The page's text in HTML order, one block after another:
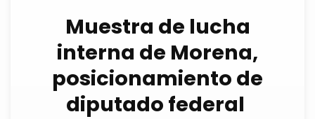
Muestra de lucha
interna de Morena,
posicionamiento de
diputado federal